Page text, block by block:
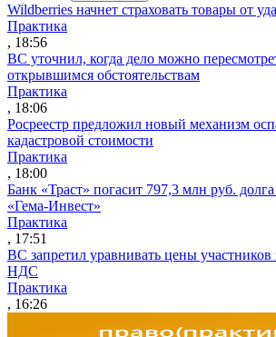
Wildberries начнет страховать товары от
Практика
, 18:56
ВС уточнил, когда дело можно
открывшимся обстоятельствам
Практика
, 18:06
Росреестр предложил новый механизм
кадастровой стоимости
Практика
, 18:00
Банк «Траст» погасит 797,3 млн руб.
«Гема-Инвест»
Практика
, 17:51
ВС запретил уравнивать цены участников
НДС
Практика
, 16:26